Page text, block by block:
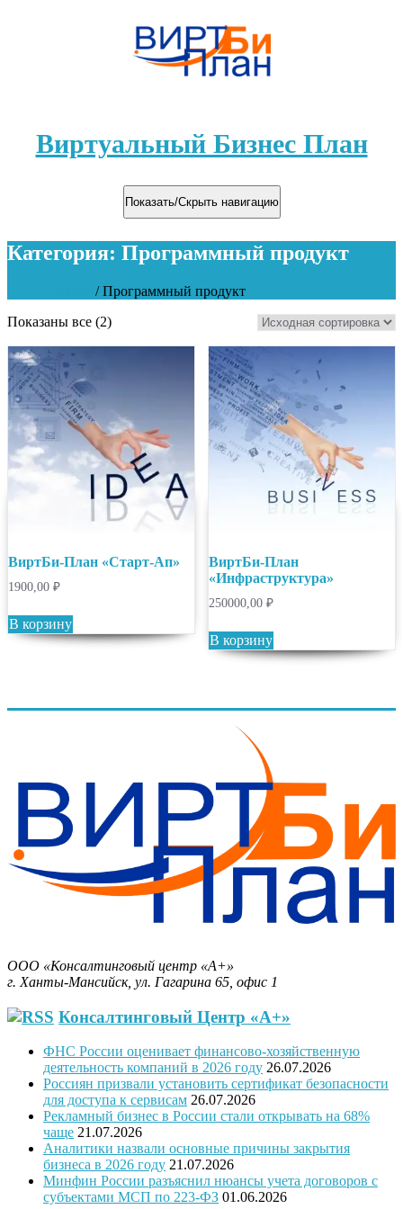
Виртуальный Бизнес План
Показать/Скрыть навигацию
Категория: Программный продукт
/ Программный продукт
Показаны все (2)
ВиртБи-План «Старт-Ап»
1900,00 ₽
В корзину
ВиртБи-План
«Инфраструктура»
250000,00 ₽
В корзину
ООО «Консалтинговый центр «А+»
г. Ханты-Мансийск, ул. Гагарина 65, офис 1
Консалтинговый Центр «А+»
ФНС России оценивает финансово-хозяйственную
деятельность компаний в 2026 году 26.07.2026
Россиян призвали установить сертификат безопасности
для доступа к сервисам 26.07.2026
Рекламный бизнес в России стали открывать на 68%
чаще 21.07.2026
Аналитики назвали основные причины закрытия
бизнеса в 2026 году 21.07.2026
Минфин России разъяснил нюансы учета договоров с
субъектами МСП по 223-ФЗ 01.06.2026